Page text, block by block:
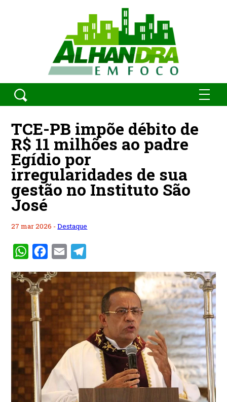
TCE-PB impõe débito de
R$ 11 milhões ao padre
Egídio por
irregularidades de sua
gestão no Instituto São
José
27 mar 2026 -Destaque
WhatsAppFacebook
Email